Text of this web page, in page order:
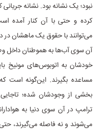
نبود؛ یک نشانه بود. نشانه‌
کرده و حتی با آن کنار آمده
می‌توانند با حقوق یک ماهشان در
آن سوی آب‌ها به هموطنان داخل
خودشان به اتوبوس‌های مونیخ
مساعده بگیرند. این‌گونه است
بخشی از وجودشان شده؛ تاجایی
ترامپ در آن سوی دنیا به
می‌شوند و نه فاصله می‌گیرند، حتی